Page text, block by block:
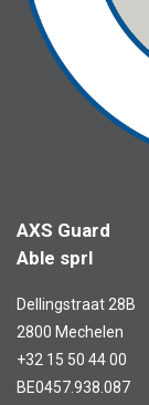
AXS Guard
Able sprl
Dellingstraat 28B
2800 Mechelen
+32 15 50 44 00
BE0457.938.087